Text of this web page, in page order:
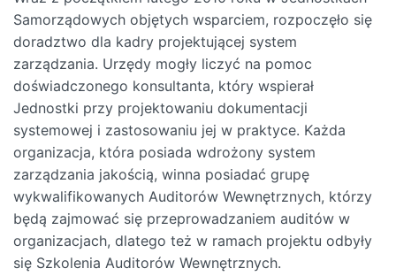
Samorządowych objętych wsparciem, rozpoczęło się
doradztwo dla kadry projektującej system
zarządzania. Urzędy mogły liczyć na pomoc
doświadczonego konsultanta, który wspierał
Jednostki przy projektowaniu dokumentacji
systemowej i zastosowaniu jej w praktyce. Każda
organizacja, która posiada wdrożony system
zarządzania jakością, winna posiadać grupę
wykwalifikowanych Auditorów Wewnętrznych, którzy
będą zajmować się przeprowadzaniem auditów w
organizacjach, dlatego też w ramach projektu odbyły
się Szkolenia Auditorów Wewnętrznych.